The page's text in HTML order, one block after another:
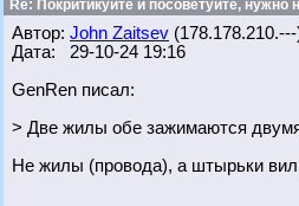
Re: Покритикуйте и посоветуйте, нужно
Автор: John Zaitsev (178.178.210.---
Дата: 29-10-24 19:16
GenRen писал:
> Две жилы обе зажимаются
Не жилы (провода), а штырьки